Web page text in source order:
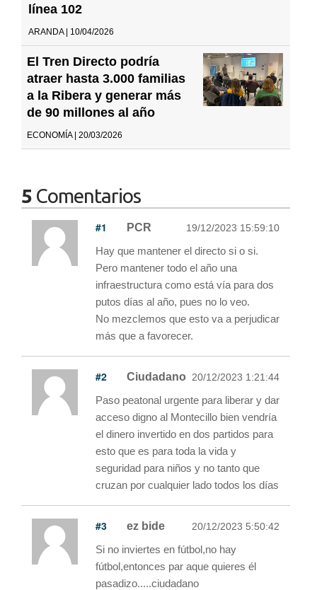
línea 102
ARANDA | 10/04/2026
El Tren Directo podría
atraer hasta 3.000 familias
a la Ribera y generar más
de 90 millones al año
ECONOMÍA | 20/03/2026
5 Comentarios
#1 PCR 19/12/2023 15:59:10
Hay que mantener el directo si o si.
Pero mantener todo el año una
infraestructura como está vía para dos
putos días al año, pues no lo veo.
No mezclemos que esto va a perjudicar
más que a favorecer.
#2 Ciudadano 20/12/2023 1:21:44
Paso peatonal urgente para liberar y dar
acceso digno al Montecillo bien vendría
el dinero invertido en dos partidos para
esto que es para toda la vida y
seguridad para niños y no tanto que
cruzan por cualquier lado todos los días
#3 ez bide 20/12/2023 5:50:42
Si no inviertes en fútbol,no hay
fútbol,entonces par aque quieres él
pasadizo.....ciudadano